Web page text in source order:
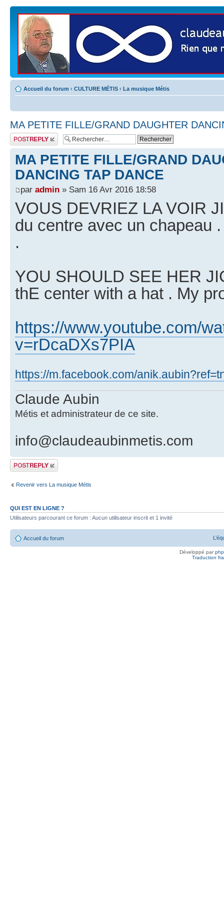
Accueil du forum ‹ CULTURE MÉTIS ‹ La musique Métis
MA PETITE FILLE/GRAND DAUGHTER
Publier une
réponse
MA PETITE FILLE/GRAND
DANCING TAP DANCE
par admin » Sam 16 Avr 2016 18:58
VOUS DEVRIEZ LA VOIR
du centre avec un chapeau
.
YOU SHOULD SEE HER
thE center with a hat . My
https://www.youtube.com/
v=rDcaDXs7PIA
https://m.facebook.com/
Claude Aubin
Métis et administrateur de ce site.
info@claudeaubinmetis.com
Publier une
réponse
Revenir vers La musique Métis
QUI EST EN LIGNE ?
Utilisateurs parcourant ce forum : Aucun utilisateur inscrit et 1 invité
Accueil du forum
Développé par
Traduction